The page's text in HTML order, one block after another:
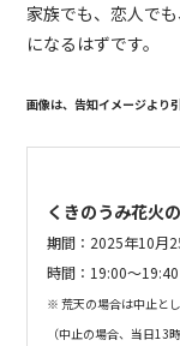
家族でも、恋人で
になるはずです。
画像は、告知イメージより引
くきのうみ花火
期間： 2025年10月
時間： 19:00～19:40
※ 荒天の場合は中止と
（中止の場合、当日13